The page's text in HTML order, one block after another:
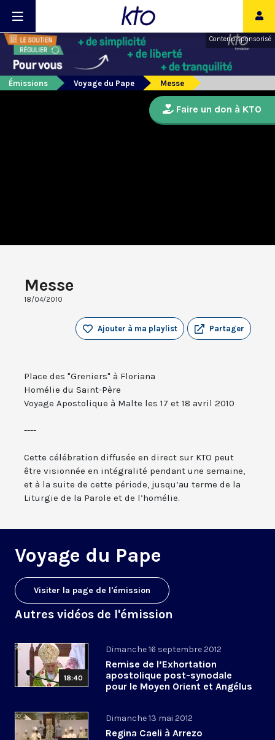
Contenu sponsorisé
Émissions Voyage du Pape Messe
Messe
18/04/2010
Partager
Ajouter à ma playlist
Place des "Greniers" à Floriana
Homélie du Saint-Père
Voyage Apostolique à Malte les 17 et 18 avril 2010
----
Cette célébration diffusée en direct sur KTO peut
être visionnée en intégralité pendant une semaine,
et à la suite de cette période, jusqu’au terme de la
Liturgie de la Parole et de l’homélie.
Voyage du Pape
Visiter la page de l'émission
Autres vidéos de l'émission
18:40
Dimanche 16 septembre 2012
Remise de l’Exhortation
apostolique post-synodale
pour le Moyen Orient et Angélus
Dimanche 13 mai 2012
Regina Caeli à Arrezo
Faire un don à KTO